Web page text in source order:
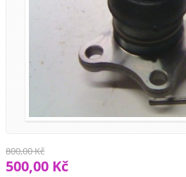
800,00 Kč
500,00 Kč